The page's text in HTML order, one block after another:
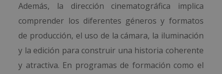
Además, la dirección cinematográfica implica
comprender los diferentes géneros y formatos
de producción, el uso de la cámara, la iluminación
y la edición para construir una historia coherente
y atractiva. En programas de formación como el